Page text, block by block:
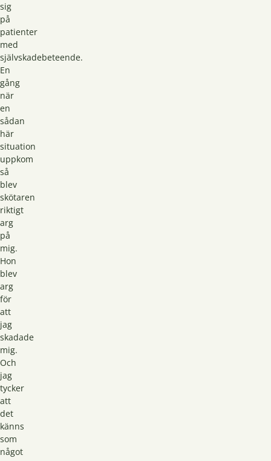
sig
på
patienter
med
självskadebeteende.
En
gång
när
en
sådan
här
situation
uppkom
så
blev
skötaren
riktigt
arg
på
mig.
Hon
blev
arg
för
att
jag
skadade
mig.
Och
jag
tycker
att
det
känns
som
något